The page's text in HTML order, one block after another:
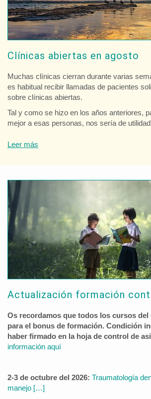
Clínicas abiertas en agosto
Muchas clínicas cierran durante varias
es habitual recibir llamadas de pacientes
sobre clínicas abiertas.
Tal y como se hizo en los años anteriores,
mejor a esas personas, nos sería de
Leer más
Actualización formación
Os recordamos que todos los cursos del
para el bonus de formación. Condición
haber firmado en la hoja de control de
información aquí
2-3 de octubre del 2026: Traumatología
manejo […]